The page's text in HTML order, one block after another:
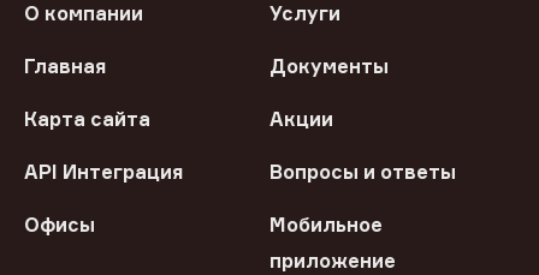
О компании Услуги
Главная Документы
Карта сайта Акции
API Интеграция Вопросы и ответы
Офисы
Мобильное
приложение